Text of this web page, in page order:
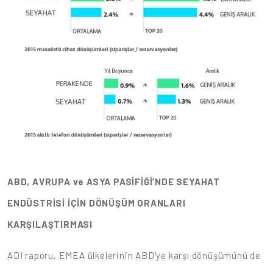
ABD, AVRUPA ve ASYA PASİFİĞİ’NDE SEYAHAT
ENDÜSTRİSİ İÇİN DÖNÜŞÜM ORANLARI
KARŞILAŞTIRMASI
ADI raporu, EMEA ülkelerinin ABD'ye karşı dönüşümünü de